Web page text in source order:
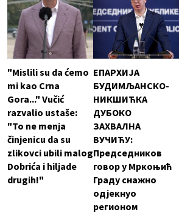
"Mislili su da ćemo
mi kao Crna
Gora..." Vučić
razvalio ustaše:
"To ne menja
činjenicu da su
zlikovci ubili malog
Dobrića i hiljade
drugih!"
ЕПАРХИЈА
БУДИМЉАНСКО-
НИКШИЋКА
ДУБОКО
ЗАХВАЛНА
ВУЧИЋУ:
Председников
говор у Мркоњић
Граду снажно
одјекнуо
регионом